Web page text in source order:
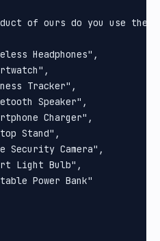
of ours do you use the
Headphones",
Tracker",
Speaker",
Charger",
Stand",
Security Camera",
Light Bulb",
Power Bank"